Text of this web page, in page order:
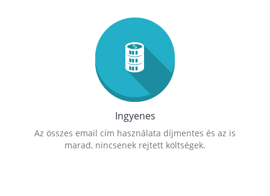
Ingyenes
Az összes email cím használata díjmentes és az is
marad, nincsenek rejtett költségek.